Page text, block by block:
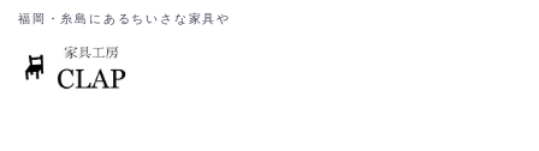
福岡・糸島にあるちいさな家具や